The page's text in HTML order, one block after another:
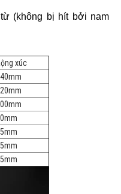
(không bị hít bởi nam
xúc